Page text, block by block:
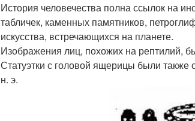
История человечества полна ссылок на
табличек, каменных памятников,
искусства, встречающихся на планете.
Изображения лиц, похожих на рептилий,
Статуэтки с головой ящерицы были
н. э.